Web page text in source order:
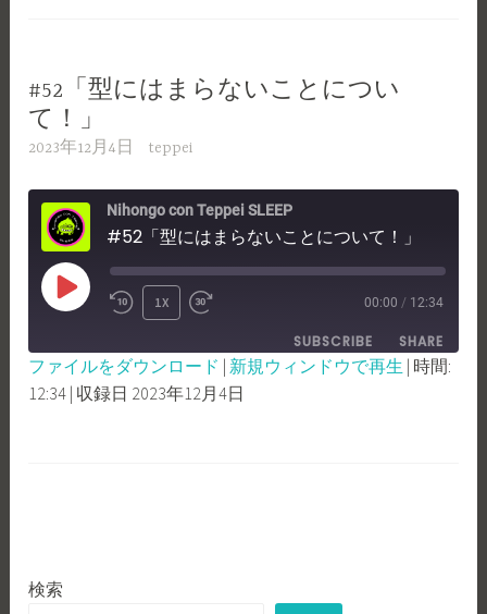
#52「型にはまらないことについ
て！」
2023年12月4日 teppei
Nihongo con Teppei SLEEP
#52「型にはまらないことについて！」
PLAY
REWIND
10
SECONDS
1X
FAST
FORWARD
30
00:00 / 12:34
SUBSCRIBE SHARE
SHARE
ファイルをダウンロード | 新規ウィンドウで再生 | 時間:
12:34 | 収録日 2023年12月4日
検索